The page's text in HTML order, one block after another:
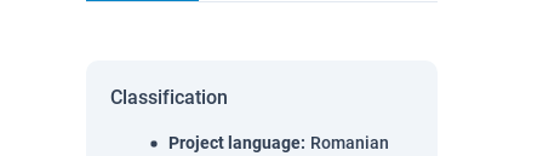
Classification
Project language: Romanian